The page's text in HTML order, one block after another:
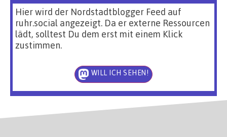
Hier wird der Nordstadtblogger Feed auf
ruhr.social angezeigt. Da er externe Ressourcen
lädt, solltest Du dem erst mit einem Klick
zustimmen.
WILL ICH SEHEN!